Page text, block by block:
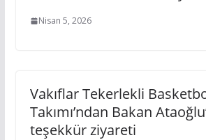
Nisan 5, 2026
Vakıflar Tekerlekli
Takımı’ndan Bakan
teşekkür ziyareti